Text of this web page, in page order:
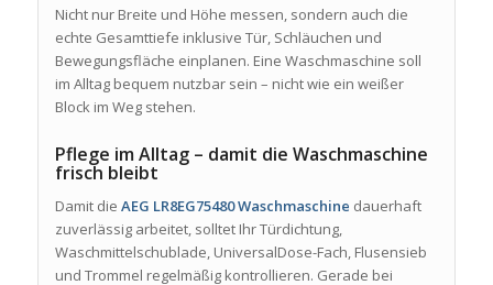
Nicht nur Breite und Höhe messen, sondern auch die
echte Gesamttiefe inklusive Tür, Schläuchen und
Bewegungsfläche einplanen. Eine Waschmaschine soll
im Alltag bequem nutzbar sein – nicht wie ein weißer
Block im Weg stehen.
Pflege im Alltag – damit die Waschmaschine
frisch bleibt
Damit die AEG LR8EG75480 Waschmaschine dauerhaft
zuverlässig arbeitet, solltet Ihr Türdichtung,
Waschmittelschublade, UniversalDose-Fach, Flusensieb
und Trommel regelmäßig kontrollieren. Gerade bei